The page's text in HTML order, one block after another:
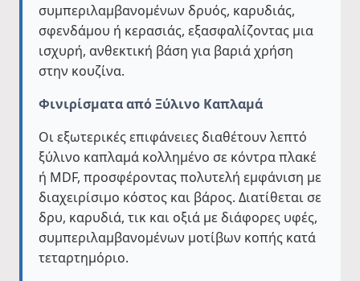
συμπεριλαμβανομένων δρυός, καρυδιάς,
σφενδάμου ή κερασιάς, εξασφαλίζοντας μια
ισχυρή, ανθεκτική βάση για βαριά χρήση
στην κουζίνα.
Φινιρίσματα από Ξύλινο Καπλαμά
Οι εξωτερικές επιφάνειες διαθέτουν λεπτό
ξύλινο καπλαμά κολλημένο σε κόντρα πλακέ
ή MDF, προσφέροντας πολυτελή εμφάνιση με
διαχειρίσιμο κόστος και βάρος. Διατίθεται σε
δρυ, καρυδιά, τικ και οξιά με διάφορες υφές,
συμπεριλαμβανομένων μοτίβων κοπής κατά
τεταρτημόριο.